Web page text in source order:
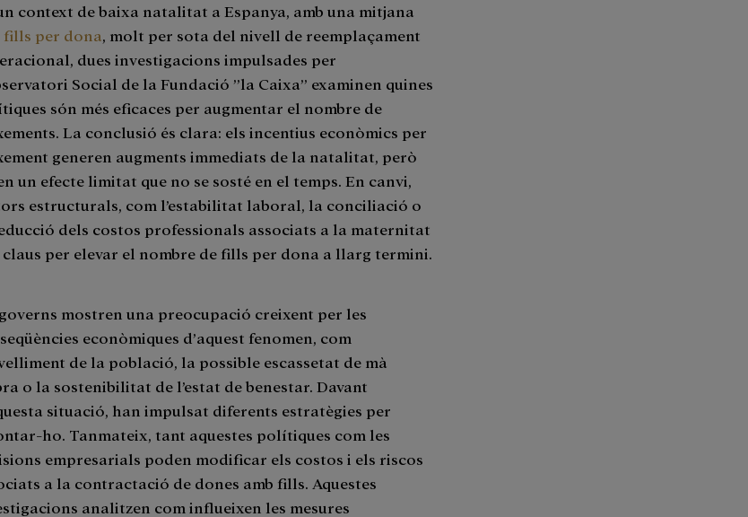
context de baixa natalitat a Espanya, amb una mitjana
fills per dona , molt per sota del nivell de reemplaçament
dues investigacions impulsades per
Social de la Fundació ”la Caixa” examinen quines
són més eficaces per augmentar el nombre de
La conclusió és clara: els incentius econòmics per
generen augments immediats de la natalitat, però
un efecte limitat que no se sosté en el temps. En canvi,
estructurals, com l’estabilitat laboral, la conciliació o
dels costos professionals associats a la maternitat
claus per elevar el nombre de fills per dona a llarg termini.
mostren una preocupació creixent per les
econòmiques d’aquest fenomen, com
de la població, la possible escassetat de mà
o la sostenibilitat de l’estat de benestar. Davant
situació, han impulsat diferents estratègies per
ho. Tanmateix, tant aquestes polítiques com les
empresarials poden modificar els costos i els riscos
a la contractació de dones amb fills. Aquestes
analitzen com influeixen les mesures